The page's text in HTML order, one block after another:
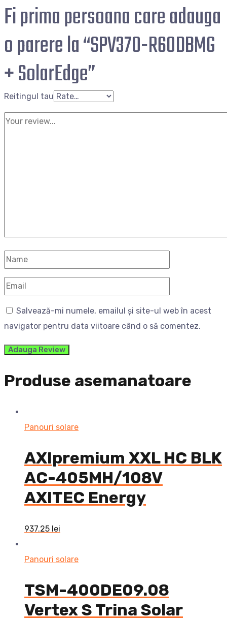
Fi prima persoana care adauga
o parere la “SPV370-R60DBMG
+ SolarEdge”
Reitingul tau
Salvează-mi numele, emailul și site-ul web în acest
navigator pentru data viitoare când o să comentez.
Produse asemanatoare
Panouri solare
AXIpremium XXL HC BLK
AC-405MH/108V
AXITEC Energy
937.25 lei
Panouri solare
TSM-400DE09.08
Vertex S Trina Solar